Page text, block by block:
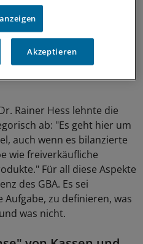
besser alles
"Ich rate Ihnen
davon". Statt des
Ernährung weiter
(GBA) zuständig
Rainer Hess lehnte die
ab: "Es geht hier um
auch wenn es bilanzierte
wie freiverkäufliche
Für all diese Aspekte
des GBA. Es sei
zu definieren, was
was nicht.
Akzeptieren